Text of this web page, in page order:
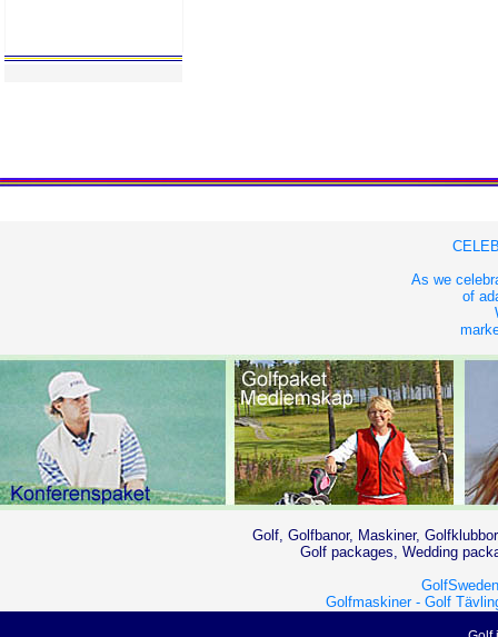
As we
of
Golf, Golfbanor, Maskiner,
Golf packages, Wedding
Golfmaskiner - Golf